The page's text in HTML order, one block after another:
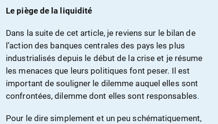
Le piège de la liquidité
Dans la suite de cet article, je reviens sur le bilan de
l’actiondes banques centrales des pays les plus
industrialisés depuis le début de la crise et je résume
les menaces que leurs politiques font peser. Il est
important de souligner le dilemme auquel elles sont
confrontées, dilemme dont elles sont responsables.
Pour le dire simplement et un peu schématiquement,